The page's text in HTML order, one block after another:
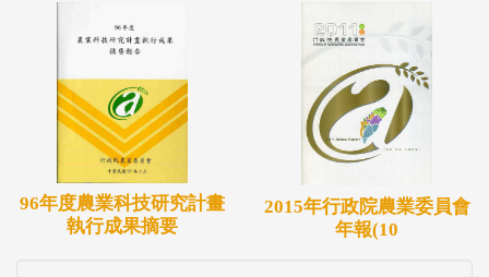
96年度農業科技研究計畫
執行成果摘要
2015年行政院農業委員會
年報(10